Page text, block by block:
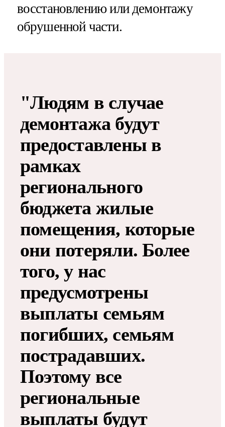
восстановлению или демонтажу
обрушенной части.
"Людям в случае
демонтажа будут
предоставлены в
рамках
регионального
бюджета жилые
помещения, которые
они потеряли. Более
того, у нас
предусмотрены
выплаты семьям
погибших, семьям
пострадавших.
Поэтому все
региональные
выплаты будут